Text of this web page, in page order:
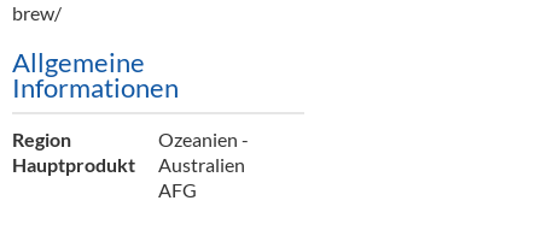
Verpackung
Hygieneartikel & Desinfektion
brew/
Allgemeine
Informationen
Region
Ozeanien -
Australien
Hauptprodukt
AFG